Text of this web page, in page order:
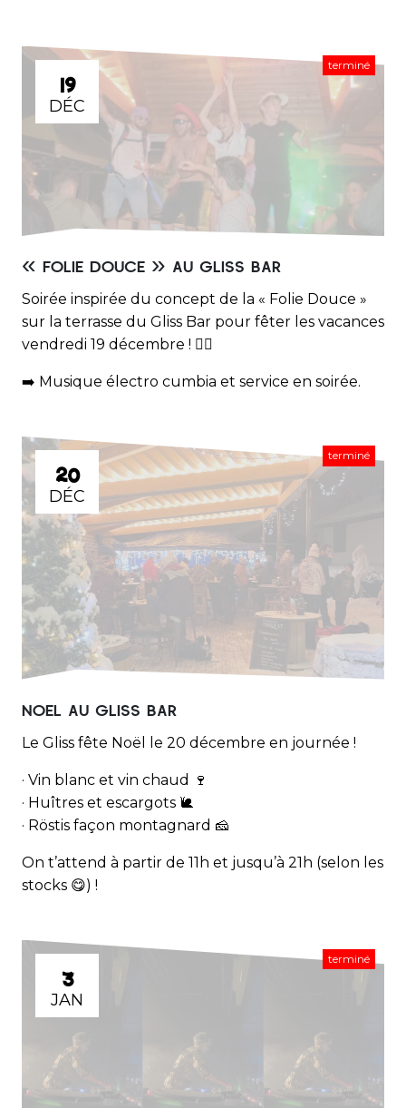
19
DÉC
terminé
« FOLIE DOUCE » AU GLISS BAR
Soirée inspirée du concept de la « Folie Douce »
sur la terrasse du Gliss Bar pour fêter les vacances
vendredi 19 décembre ! ❤️‍🔥
➡️ Musique électro cumbia et service en soirée.
20
DÉC
terminé
NOEL AU GLISS BAR
Le Gliss fête Noël le 20 décembre en journée !
· Vin blanc et vin chaud 🍷
· Huîtres et escargots 🐌
· Röstis façon montagnard 🧀
On t’attend à partir de 11h et jusqu’à 21h (selon les
stocks 😋) !
3
JAN
terminé